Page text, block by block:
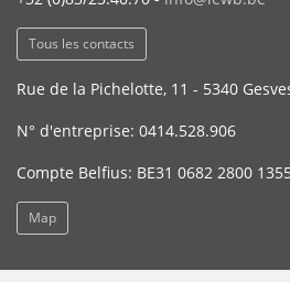
Tous les contacts
Rue de la Pichelotte, 11 - 5340
N° d'entreprise: 0414.528.906
Compte Belfius: BE31 0682 2800 1355
Map